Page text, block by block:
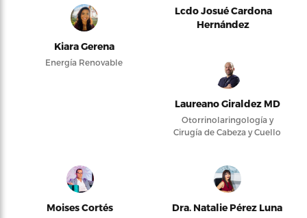
Kiara Gerena
Energía Renovable
Lcdo Josué Cardona
Hernández
Laureano Giraldez MD
Otorrinolaringología y
Cirugía de Cabeza y Cuello
Moises Cortés Dra. Natalie Pérez Luna